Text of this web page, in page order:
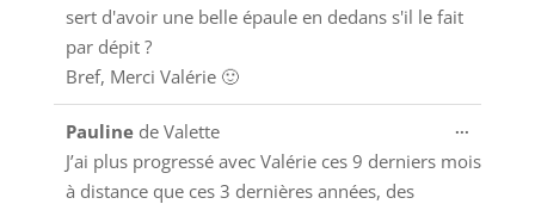
sert d'avoir une belle épaule en dedans s'il le fait
par dépit ?
Bref, Merci Valérie 🙂
Pauline de Valette
J’ai plus progressé avec Valérie ces 9 derniers mois
à distance que ces 3 dernières années, des
...
boîte